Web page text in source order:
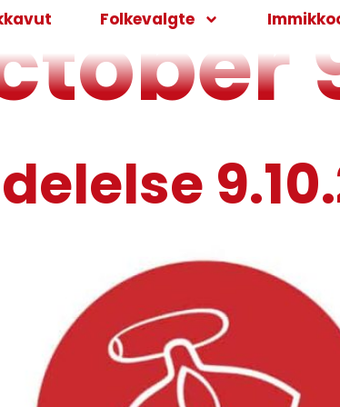
Folkevalgte